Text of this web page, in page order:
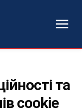
та
cookie